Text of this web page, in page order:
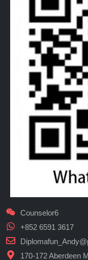
Counselor6
+852 6591 3617
170-172 Aberdeen